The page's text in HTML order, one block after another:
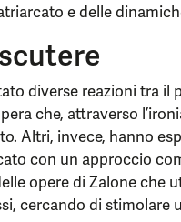
e delle
diverse reazioni tra il
che, attraverso
Altri, invece, hanno
con un approccio
opere di Zalone che
cercando di stimolare